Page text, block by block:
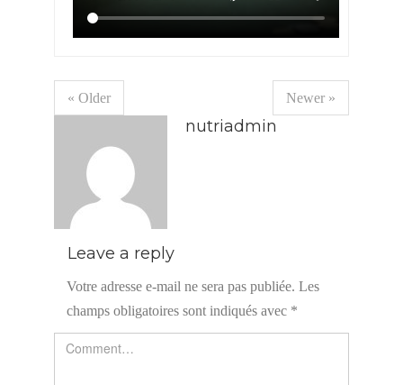
« Older Newer »
nutriadmin
Leave a reply
Votre adresse e-mail ne sera pas publiée. Les
champs obligatoires sont indiqués avec *